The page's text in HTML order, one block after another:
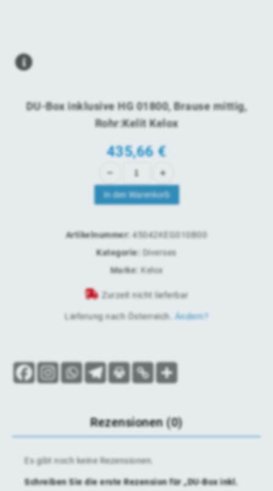
DU-Box inklusive HG 01800, Brause mittig,
Rohr:Kelit Kelox
435,66€
In den Warenkorb
Artikelnummer: 45042KEG010B00
Kategorie:
Diverses
Marke: Kelox
Zurzeit nicht lieferbar
Lieferung nach Österreich Ändern?
Rezensionen (0)
Es gibt noch keine Rezensionen.
Schreiben Sie die erste Rezension für „DU-Box inkl.